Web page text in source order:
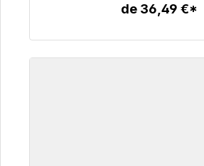
de 36,49 €*